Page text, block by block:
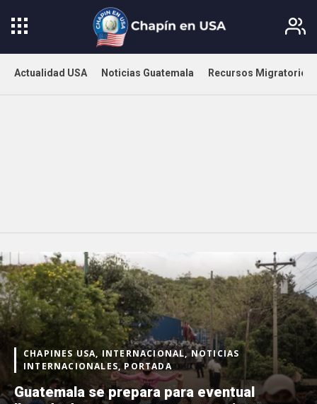
Actualidad USA Noticias Guatemala Recursos Migratorios
CHAPINES USA, INTERNACIONAL, NOTICIAS
INTERNACIONALES, PORTADA
Guatemala se prepara para eventual